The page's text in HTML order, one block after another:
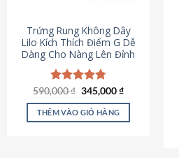
Trứng Rung Không Dây
Lilo Kích Thích Điểm G Dễ
Dàng Cho Nàng Lên Đỉnh
Được xếp
hạng4.79
5 sao
590,000₫ Giá
là:
590,000 ₫.
345,000₫Giá
tại
345,000 ₫.
THÊM VÀO GIỎ HÀNG